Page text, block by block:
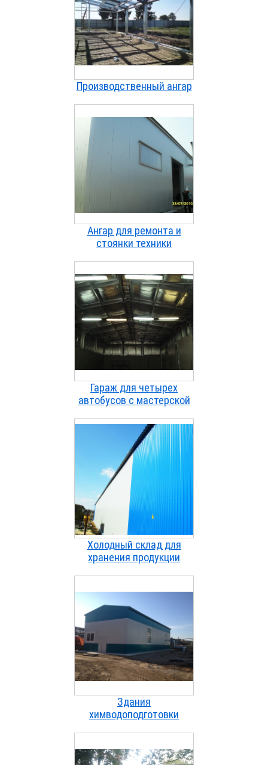
Производственный ангар
Ангар для ремонта и
стоянки техники
Гараж для четырех
автобусов с мастерской
Холодный склад для
хранения продукции
Здания
химводоподготовки